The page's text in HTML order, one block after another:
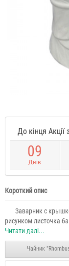
До кінця Акції
09
Днів
Короткий опис
Заварник с
рисунком листочка
Читати далі...
Чайник